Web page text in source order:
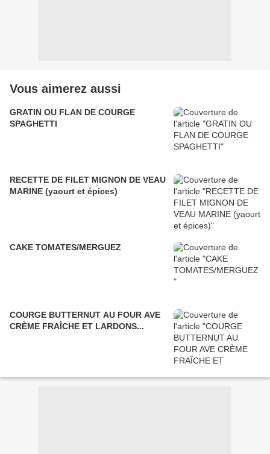
Vous aimerez aussi
GRATIN OU FLAN DE COURGE
SPAGHETTI
RECETTE DE FILET MIGNON DE VEAU
MARINE (yaourt et épices)
CAKE TOMATES/MERGUEZ
COURGE BUTTERNUT AU FOUR AVE
CRÈME FRAÎCHE ET LARDONS...